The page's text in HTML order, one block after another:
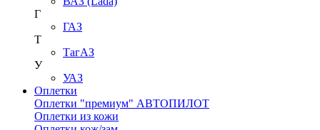
Г
ГАЗ
Т
ТагАЗ
У
УАЗ
Оплетки
Оплетки "премиум" АВТОПИЛОТ
Оплетки из кожи